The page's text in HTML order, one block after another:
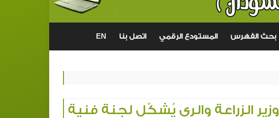
بحث الفهرس المستودع الرقمي اتصل بنا EN
وزير الزراعة والري يُشكّل لجنة فنية